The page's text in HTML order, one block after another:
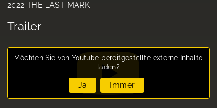
2022 THE LAST MARK
Trailer
Möchten Sie von Youtube bereitgestellte externe Inhalte
laden?
Ja Immer